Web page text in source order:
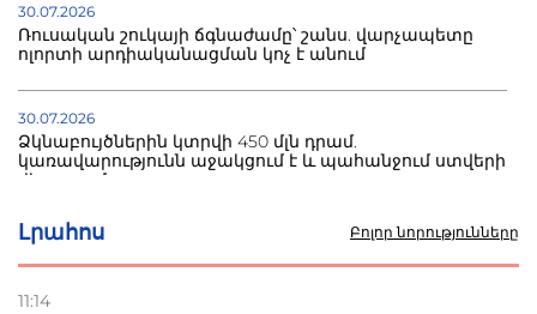
Լրահոս Բոլոր նորությունները
11:14
30.07.2026
Ռուսական շուկայի ճգնաժամը՝ շանս. վարչապետը
ոլորտի արդիականացման կոչ է անում
30.07.2026
Ձկնաբույծներին կտրվի 450 մլն դրամ.
կառավարությունն աջակցում է և պահանջում ստվերի
վերացում
27.07.2026
Բաքվու հայ գերու վիճակը վատթարացել է. ընտանիքը